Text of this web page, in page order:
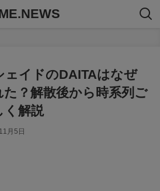
ェイドのDAITAはなぜ
た？解散後から時系列ご
く解説
月5日